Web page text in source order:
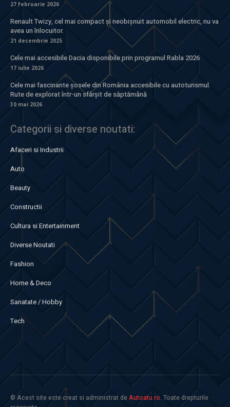
27 februarie 2026
Renault Twizy, cel mai compact și neobișnuit automobil electric, nu va
avea un înlocuitor.
21 decembrie 2025
Cele mai accesibile Dacia disponibile prin programul Rabla 2026
17 iulie 2026
Cele mai fascinante șosele din România accesibile cu autoturismul.
Rute de explorat într-un sfârșit de săptămână
30 mai 2026
Categorii si diverse noutati:
Afaceri si Industrii
Auto
Beauty
Constructii
Cultura si Entertainment
Diverse Noutati
Fashion
Home & Deco
Sanatate / Hobby
Tech
© Acest site este creat si administrat deAutoatu.ro. Toate drepturile